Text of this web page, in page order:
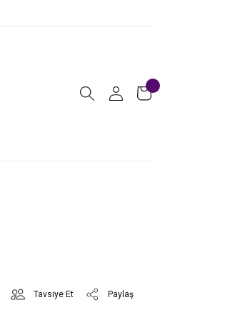
Tavsiye Et Paylaş